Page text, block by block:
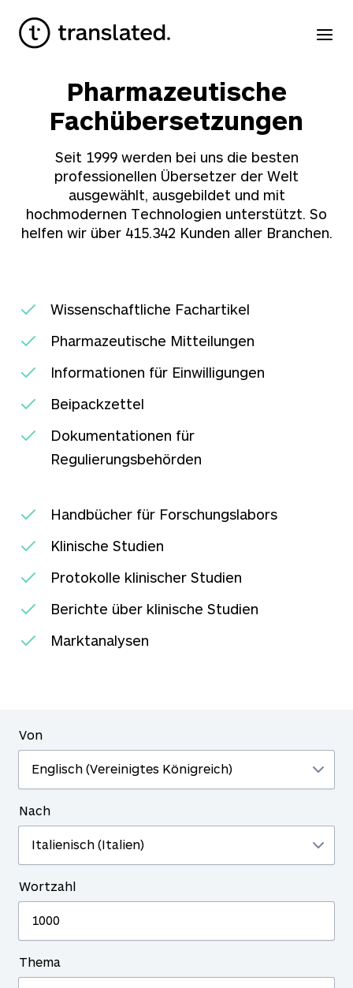
Pharmazeutische
Fachübersetzungen
Seit 1999 werden bei uns die besten
professionellen Übersetzer der Welt
ausgewählt, ausgebildet und mit
hochmodernen Technologien unterstützt. So
helfen wir über 415.342 Kunden aller Branchen.
Wissenschaftliche Fachartikel
Pharmazeutische Mitteilungen
Informationen für Einwilligungen
Beipackzettel
Dokumentationen für
Regulierungsbehörden
Handbücher für Forschungslabors
Klinische Studien
Protokolle klinischer Studien
Berichte über klinische Studien
Marktanalysen
Von
Nach
Wortzahl
Thema